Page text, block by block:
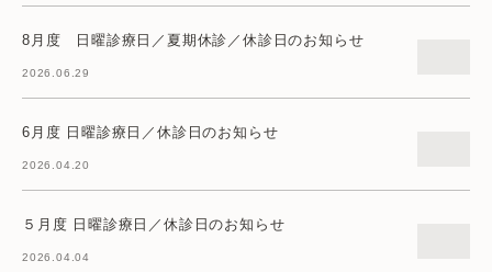
8月度 日曜診療日／夏期休診／休診日のお知らせ
2026.06.29
6月度 日曜診療日／休診日のお知らせ
2026.04.20
５月度 日曜診療日／休診日のお知らせ
2026.04.04